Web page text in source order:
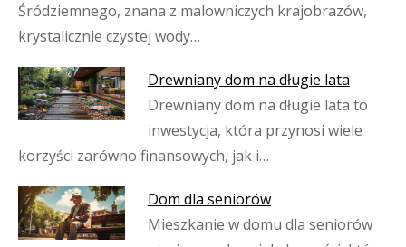
Śródziemnego, znana z malowniczych krajobrazów,
krystalicznie czystej wody…
Drewniany dom na długie lata
Drewniany dom na długie lata to
inwestycja, która przynosi wiele
korzyści zarówno finansowych, jak i…
Dom dla seniorów
Mieszkanie w domu dla seniorów